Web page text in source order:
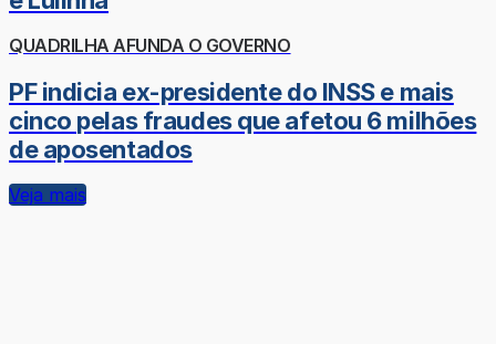
QUADRILHA AFUNDA O GOVERNO
PF indicia ex-presidente do INSS e mais
cinco pelas fraudes que afetou 6 milhões
de aposentados
Veja mais